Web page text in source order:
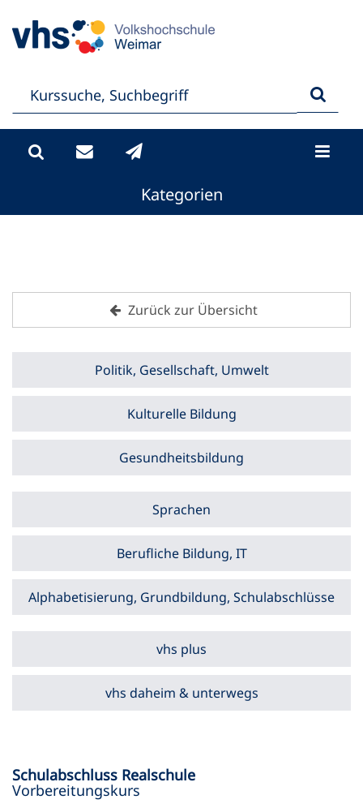
Kategorien
Zurück zur Übersicht
Politik, Gesellschaft, Umwelt
Kulturelle Bildung
Gesundheitsbildung
Sprachen
Berufliche Bildung, IT
Alphabetisierung, Grundbildung, Schulabschlüsse
vhs plus
vhs daheim & unterwegs
Schulabschluss Realschule
Vorbereitungskurs